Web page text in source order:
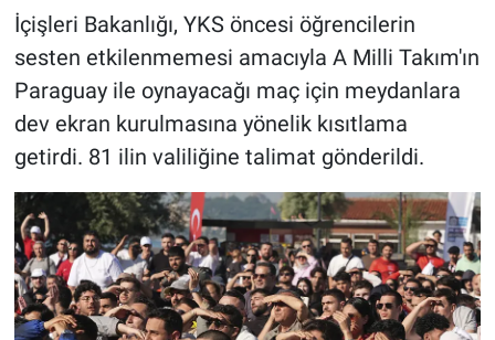
İçişleri Bakanlığı, YKS öncesi öğrencilerin
sesten etkilenmemesi amacıyla A Milli Takım'ın
Paraguay ile oynayacağı maç için meydanlara
dev ekran kurulmasına yönelik kısıtlama
getirdi. 81 ilin valiliğine talimat gönderildi.